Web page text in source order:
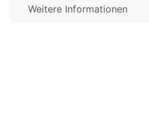
Weitere Informationen